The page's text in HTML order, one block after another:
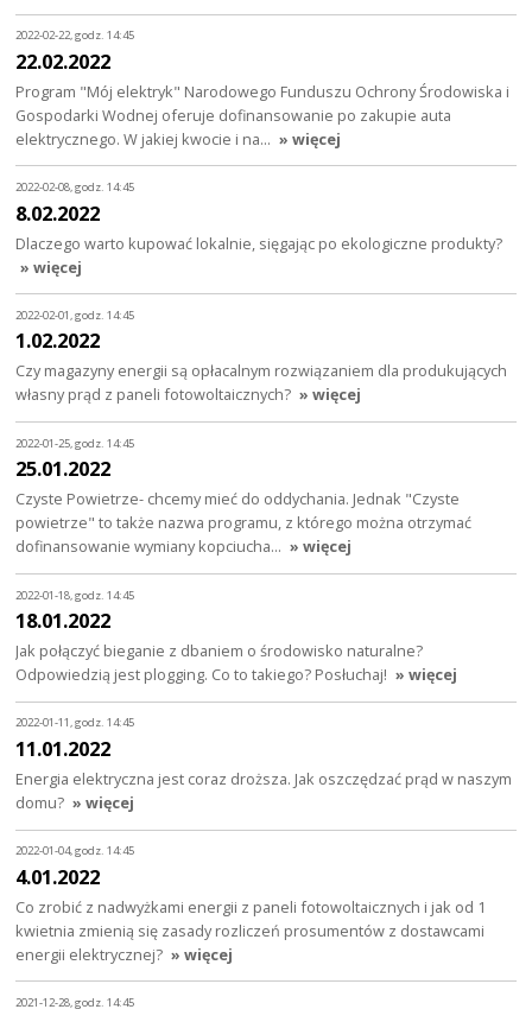
2022-02-22, godz. 14:45
22.02.2022
Program "Mój elektryk" Narodowego Funduszu Ochrony Środowiska i
Gospodarki Wodnej oferuje dofinansowanie po zakupie auta
elektrycznego. W jakiej kwocie i na… » więcej
2022-02-08, godz. 14:45
8.02.2022
Dlaczego warto kupować lokalnie, sięgając po ekologiczne produkty?
» więcej
2022-02-01, godz. 14:45
1.02.2022
Czy magazyny energii są opłacalnym rozwiązaniem dla produkujących
własny prąd z paneli fotowoltaicznych? » więcej
2022-01-25, godz. 14:45
25.01.2022
Czyste Powietrze- chcemy mieć do oddychania. Jednak "Czyste
powietrze" to także nazwa programu, z którego można otrzymać
dofinansowanie wymiany kopciucha… » więcej
2022-01-18, godz. 14:45
18.01.2022
Jak połączyć bieganie z dbaniem o środowisko naturalne?
Odpowiedzią jest plogging. Co to takiego? Posłuchaj! » więcej
2022-01-11, godz. 14:45
11.01.2022
Energia elektryczna jest coraz droższa. Jak oszczędzać prąd w naszym
domu? » więcej
2022-01-04, godz. 14:45
4.01.2022
Co zrobić z nadwyżkami energii z paneli fotowoltaicznych i jak od 1
kwietnia zmienią się zasady rozliczeń prosumentów z dostawcami
energii elektrycznej? » więcej
2021-12-28, godz. 14:45